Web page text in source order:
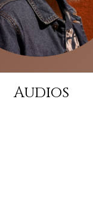
Audios